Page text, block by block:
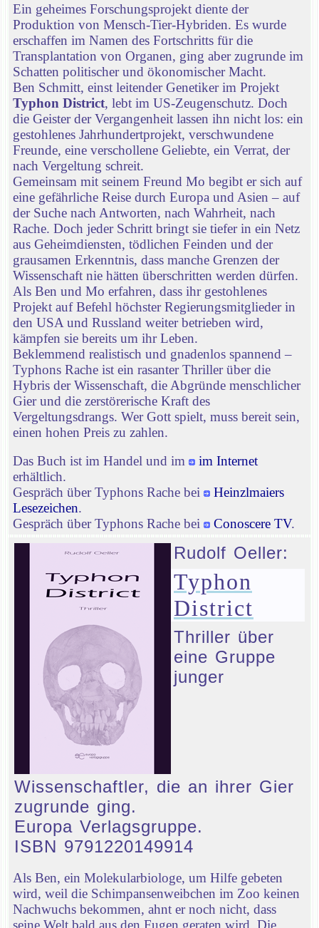
Ein geheimes Forschungsprojekt diente der
Produktion von Mensch-Tier-Hybriden. Es wurde
erschaffen im Namen des Fortschritts für die
Transplantation von Organen, ging aber zugrunde im
Schatten politischer und ökonomischer Macht.
Ben Schmitt, einst leitender Genetiker im Projekt
Typhon District, lebt im US-Zeugenschutz. Doch
die Geister der Vergangenheit lassen ihn nicht los: ein
gestohlenes Jahrhundertprojekt, verschwundene
Freunde, eine verschollene Geliebte, ein Verrat, der
nach Vergeltung schreit.
Gemeinsam mit seinem Freund Mo begibt er sich auf
eine gefährliche Reise durch Europa und Asien – auf
der Suche nach Antworten, nach Wahrheit, nach
Rache. Doch jeder Schritt bringt sie tiefer in ein Netz
aus Geheimdiensten, tödlichen Feinden und der
grausamen Erkenntnis, dass manche Grenzen der
Wissenschaft nie hätten überschritten werden dürfen.
Als Ben und Mo erfahren, dass ihr gestohlenes
Projekt auf Befehl höchster Regierungsmitglieder in
den USA und Russland weiter betrieben wird,
kämpfen sie bereits um ihr Leben.
Beklemmend realistisch und gnadenlos spannend –
Typhons Rache ist ein rasanter Thriller über die
Hybris der Wissenschaft, die Abgründe menschlicher
Gier und die zerstörerische Kraft des
Vergeltungsdrangs. Wer Gott spielt, muss bereit sein,
einen hohen Preis zu zahlen.
Das Buch ist im Handel und im
im Internet
erhältlich.
Gespräch über Typhons Rache bei
Heinzlmaiers
Lesezeichen.
Gespräch über Typhons Rache bei
Conoscere TV.
Rudolf Oeller:
Typhon
District
Thriller über
eine Gruppe
junger
Wissenschaftler, die an ihrer Gier
zugrunde ging.
Europa Verlagsgruppe.
ISBN 9791220149914
Als Ben, ein Molekularbiologe, um Hilfe gebeten
wird, weil die Schimpansenweibchen im Zoo keinen
Nachwuchs bekommen, ahnt er noch nicht, dass
seine Welt bald aus den Fugen geraten wird. Die